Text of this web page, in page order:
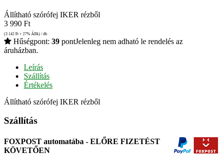
Állítható szórófej IKER rézből
3 990 Ft
(3 142 Ft + 27% ÁFA) / db
Hűségpont: 39 pontJelenleg nem adható le rendelés az
áruházban.
Leírás
Szállítás
Értékelés
Állítható szórófej IKER rézből
Szállítás
FOXPOST automatába - ELŐRE FIZETÉST
KÖVETŐEN